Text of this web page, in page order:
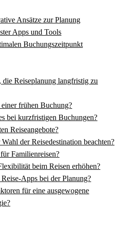
Ansätze zur Planung
Apps und Tools
Buchungszeitpunkt
Reiseplanung langfristig zu
frühen Buchung?
bei kurzfristigen Buchungen?
Reiseangebote?
der Reisedestination beachten?
Familienreisen?
beim Reisen erhöhen?
Apps bei der Planung?
für eine ausgewogene